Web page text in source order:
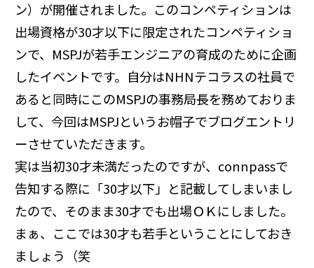
ン）が開催されました。このコンペティションは
出場資格が30才以下に限定されたコンペティショ
ンで、MSPJが若手エンジニアの育成のために企画
したイベントです。自分はNHNテコラスの社員で
あると同時にこのMSPJの事務局長を務めておりま
して、今回はMSPJというお帽子でブログエントリ
ーさせていただきます。
実は当初30才未満だったのですが、connpassで
告知する際に「30才以下」と記載してしまいまし
たので、そのまま30才でも出場ＯＫにしました。
まぁ、ここでは30才も若手ということにしておき
ましょう（笑